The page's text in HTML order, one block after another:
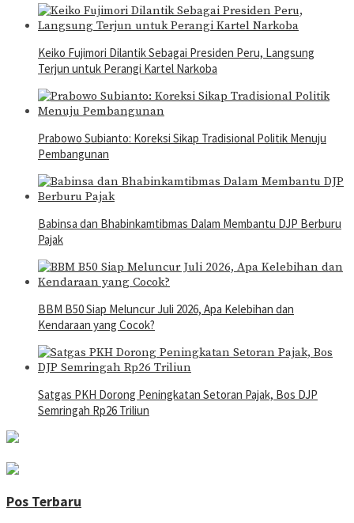
Keiko Fujimori Dilantik Sebagai Presiden Peru, Langsung
Terjun untuk Perangi Kartel Narkoba
Prabowo Subianto: Koreksi Sikap Tradisional Politik Menuju
Pembangunan
Babinsa dan Bhabinkamtibmas Dalam Membantu DJP Berburu
Pajak
BBM B50 Siap Meluncur Juli 2026, Apa Kelebihan dan
Kendaraan yang Cocok?
Satgas PKH Dorong Peningkatan Setoran Pajak, Bos DJP
Semringah Rp26 Triliun
Pos Terbaru